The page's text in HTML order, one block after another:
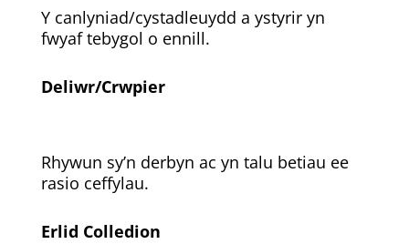
Y canlyniad/cystadleuydd a ystyrir yn
fwyaf tebygol o ennill.
Deliwr/Crwpier
Rhywun sy’n derbyn ac yn talu betiau ee
rasio ceffylau.
Erlid Colledion